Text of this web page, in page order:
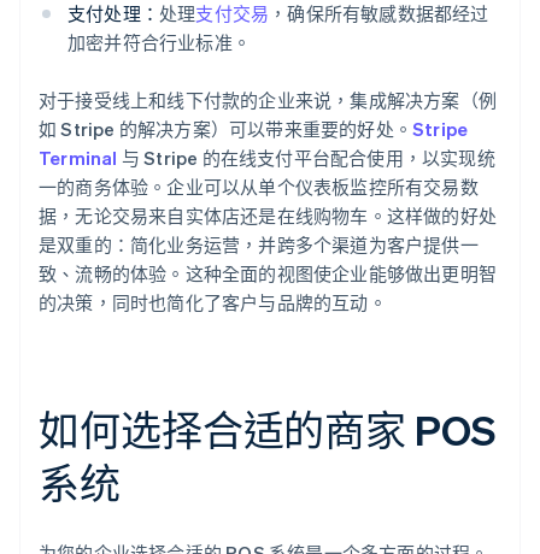
支付处理： 处理支付交易 ，确保所有敏感数据都经过
加密并符合行业标准。
对于接受线上和线下付款的企业来说，集成解决方案（例
如 Stripe 的解决方案）可以带来重要的好处。 Stripe
Terminal 与 Stripe 的在线支付平台配合使用，以实现统
一的商务体验。企业可以从单个仪表板监控所有交易数
据，无论交易来自实体店还是在线购物车。这样做的好处
是双重的：简化业务运营，并跨多个渠道为客户提供一
致、流畅的体验。这种全面的视图使企业能够做出更明智
的决策，同时也简化了客户与品牌的互动。
如何选择合适的商家 POS
系统